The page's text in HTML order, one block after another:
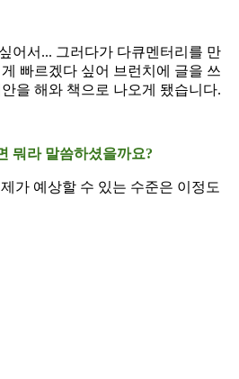
어서... 그러다가 다큐멘터리를 만
빠르겠다 싶어 브런치에 글을 쓰
을 해와 책으로 나오게 됐습니다.
뭐라 말씀하셨을까요?
가 예상할 수 있는 수준은 이정도